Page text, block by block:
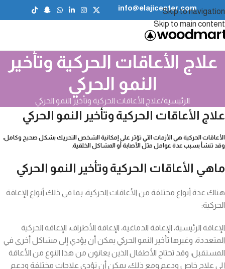
Skip to navigation
Skip to main content
info@elajicenter.com
علاج الأعاقات الحركية وتأخير
النمو الحركي
الرئيسية علاج الأعاقات الحركية وتأخير النمو الحركي
علاج الأعاقات الحركية وتأخير النمو الحركي
الأعاقات الحركية هي الأزمات التي تؤثر على إمكانية الشخص التحريك بشكل صحيح وكامل،
وقد تنشأ بسبب عدة عوامل مثل الأصابة أو المشاكل الخلقية.
ماهي الأعاقات الحركية وتأخير النمو الحركي
هناك عدة أنواع مختلفة من الأعاقات الحركية، بما في ذلك أنواع الإعاقة
الحركية:
الإعاقة الرئيسية، الإعاقة الدماغية، الإعاقة الأطراف، الإعاقة الحركية
المتعددة، وغيرها.تأخير النمو الحركي يمكن أن يؤدي إلى مشاكل أخرى في
المستقبل، وقد تحتاج الأطفال الذين يعانون من هذا النوع من الأعاقة
إلى علاج خاص ودعم.ومع ذلك، يمكن أن تؤدي علاجات مختلفة ودعم